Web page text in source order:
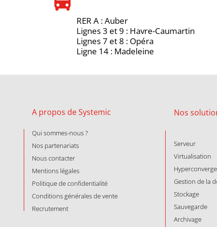
A propos de Systemic
Qui sommes-nous ?
Nos partenariats
Nous contacter
Mentions légales
Politique de confidentialité
Conditions générales de vente
Recrutement
Nos
Serveur
Virtualisation
Gestion de la
Stockage
Sauvegarde
Archivage
RER A : Auber
Lignes 3 et 9 : Havre-Caumartin
Lignes 7 et 8 : Opéra
Ligne 14 : Madeleine